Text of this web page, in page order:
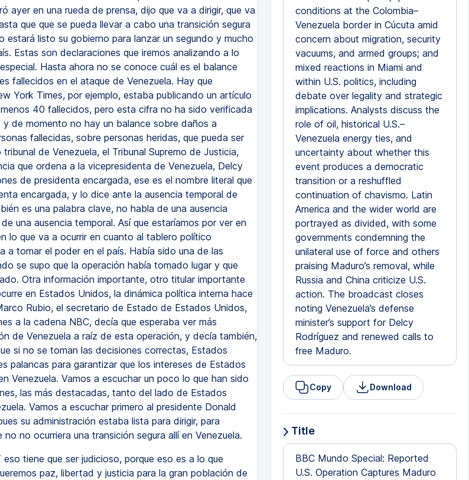
ayer en una rueda de prensa, dijo que va a dirigir, que va
que que se pueda llevar a cabo una transición segura
estará listo su gobierno para lanzar un segundo y mucho
Estas son declaraciones que iremos analizando a lo
Hasta ahora no se conoce cuál es el balance
fallecidos en el ataque de Venezuela. Hay que
York Times, por ejemplo, estaba publicando un artículo
40 fallecidos, pero esta cifra no ha sido verificada
y de momento no hay un balance sobre daños a
fallecidas, sobre personas heridas, que pueda ser
de Venezuela, el Tribunal Supremo de Justicia,
que ordena a la vicepresidenta de Venezuela, Delcy
de presidenta encargada, ese es el nombre literal que
encargada, y lo dice ante la ausencia temporal de
es una palabra clave, no habla de una ausencia
una ausencia temporal. Así que estaríamos por ver en
lo que va a ocurrir en cuanto al tablero político
a tomar el poder en el país. Había sido una de las
se supo que la operación había tomado lugar y que
Otra información importante, otro titular importante
en Estados Unidos, la dinámica política interna hace
Rubio, el secretario de Estado de Estados Unidos,
a la cadena NBC, decía que esperaba ver más
de Venezuela a raíz de esta operación, y decía también,
si no se toman las decisiones correctas, Estados
palancas para garantizar que los intereses de Estados
Venezuela. Vamos a escuchar un poco lo que han sido
las más destacadas, tanto del lado de Estados
Vamos a escuchar primero al presidente Donald
su administración estaba lista para dirigir, para
no ocurriera una transición segura allí en Venezuela.
eso tiene que ser judicioso, porque eso es a lo que
paz, libertad y justicia para la gran población de
conditions at the Colombia–
Venezuela border in Cúcuta amid
concern about migration, security
vacuums, and armed groups; and
mixed reactions in Miami and
within U.S. politics, including
debate over legality and strategic
implications. Analysts discuss the
role of oil, historical U.S.–
Venezuela energy ties, and
uncertainty about whether this
event produces a democratic
transition or a reshuffled
continuation of chavismo. Latin
America and the wider world are
portrayed as divided, with some
governments condemning the
unilateral use of force and others
praising Maduro’s removal, while
Russia and China criticize U.S.
action. The broadcast closes
noting Venezuela’s defense
minister’s support for Delcy
Rodríguez and renewed calls to
free Maduro.
Copy Download
Title
BBC Mundo Special: Reported
U.S. Operation Captures Maduro